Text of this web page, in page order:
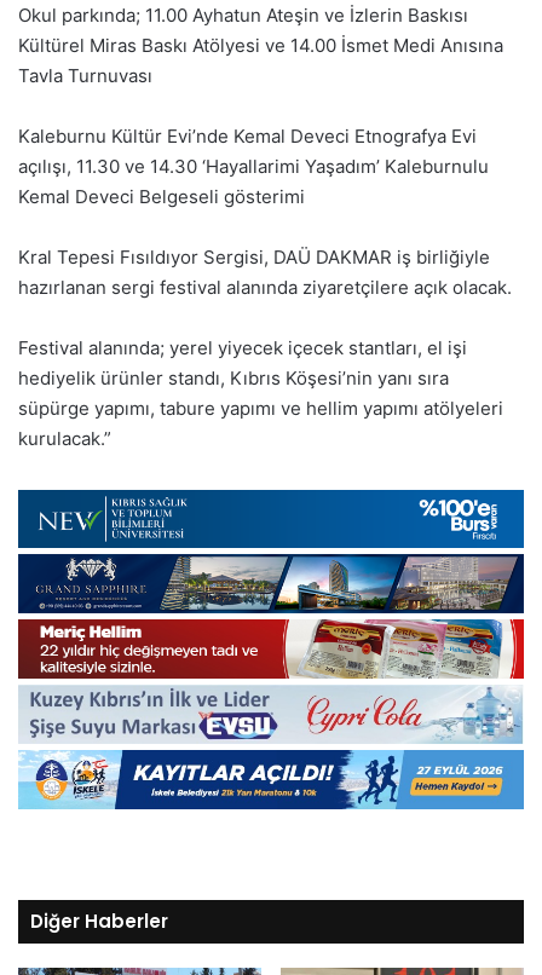
Okul parkında; 11.00 Ayhatun Ateşin ve İzlerin Baskısı
Kültürel Miras Baskı Atölyesi ve 14.00 İsmet Medi Anısına
Tavla Turnuvası
Kaleburnu Kültür Evi’nde Kemal Deveci Etnografya Evi
açılışı, 11.30 ve 14.30 ‘Hayallarimi Yaşadım’ Kaleburnulu
Kemal Deveci Belgeseli gösterimi
Kral Tepesi Fısıldıyor Sergisi, DAÜ DAKMAR iş birliğiyle
hazırlanan sergi festival alanında ziyaretçilere açık olacak.
Festival alanında; yerel yiyecek içecek stantları, el işi
hediyelik ürünler standı, Kıbrıs Köşesi’nin yanı sıra
süpürge yapımı, tabure yapımı ve hellim yapımı atölyeleri
kurulacak.”
Diğer Haberler